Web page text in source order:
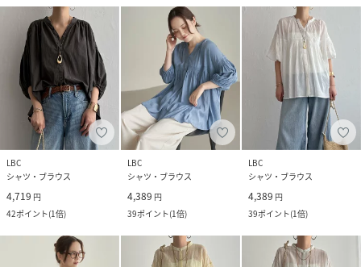
LBC
シャツ・ブラウス
4,719 円
42ポイント(1倍)
LBC
シャツ・ブラウス
4,389 円
39ポイント(1倍)
LBC
シャツ・ブラウス
4,389 円
39ポイント(1倍)